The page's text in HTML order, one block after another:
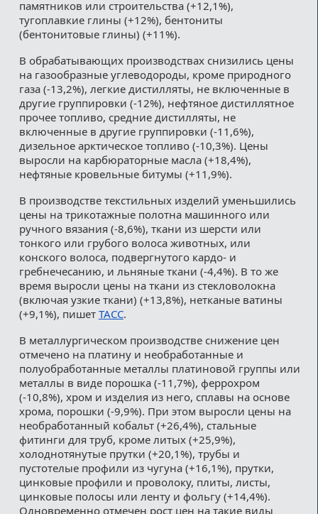
памятников или строительства (+12,1%),
тугоплавкие глины (+12%), бентониты
(бентонитовые глины) (+11%).
В обрабатывающих производствах снизились цены
на газообразные углеводороды, кроме природного
газа (-13,2%), легкие дистилляты, не включенные в
другие группировки (-12%), нефтяное дистиллятное
прочее топливо, средние дистилляты, не
включенные в другие группировки (-11,6%),
дизельное арктическое топливо (-10,3%). Цены
выросли на карбюраторные масла (+18,4%),
нефтяные кровельные битумы (+11,9%).
В производстве текстильных изделий уменьшились
цены на трикотажные полотна машинного или
ручного вязания (-8,6%), ткани из шерсти или
тонкого или грубого волоса животных, или
конского волоса, подвергнутого кардо- и
гребнечесанию, и льняные ткани (-4,4%). В то же
время выросли цены на ткани из стекловолокна
(включая узкие ткани) (+13,8%), нетканые ватины
(+9,1%), пишет ТАСС.
В металлургическом производстве снижение цен
отмечено на платину и необработанные и
полуобработанные металлы платиновой группы или
металлы в виде порошка (-11,7%), феррохром
(-10,8%), хром и изделия из него, сплавы на основе
хрома, порошки (-9,9%). При этом выросли цены на
необработанный кобальт (+26,4%), стальные
фитинги для труб, кроме литых (+25,9%),
холоднотянутые прутки (+20,1%), трубы и
пустотелые профили из чугуна (+16,1%), прутки,
цинковые профили и проволоку, плиты, листы,
цинковые полосы или ленту и фольгу (+14,4%).
Одновременно отмечен рост цен на такие виды